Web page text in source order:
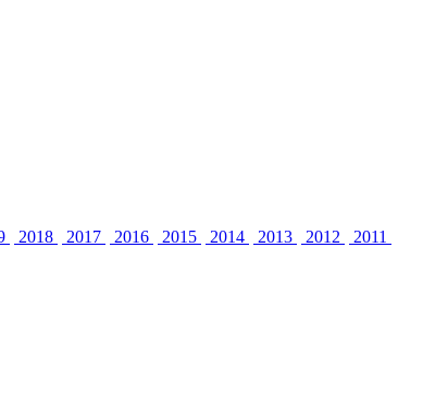
2018 2017 2016 2015 2014 2013 2012
2011